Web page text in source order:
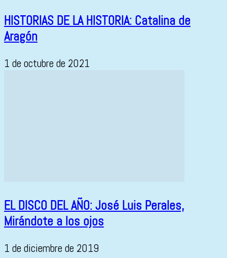
HISTORIAS DE LA HISTORIA: Catalina de
Aragón
1 de octubre de 2021
EL DISCO DEL AÑO: José Luis Perales,
Mirándote a los ojos
1 de diciembre de 2019